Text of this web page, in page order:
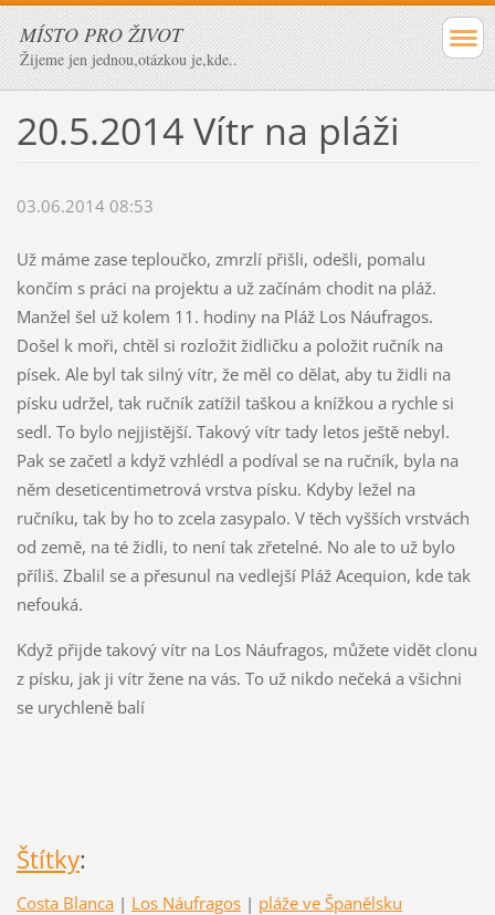
MÍSTO PRO ŽIVOT
Žijeme jen jednou,otázkou je,kde..
20.5.2014 Vítr na pláži
03.06.2014 08:53
Už máme zase teploučko, zmrzlí přišli, odešli, pomalu
končím s práci na projektu a už začínám chodit na pláž.
Manžel šel už kolem 11. hodiny na Pláž Los Náufragos.
Došel k moři, chtěl si rozložit židličku a položit ručník na
písek. Ale byl tak silný vítr, že měl co dělat, aby tu židli na
písku udržel, tak ručník zatížil taškou a knížkou a rychle si
sedl. To bylo nejjistější. Takový vítr tady letos ještě nebyl.
Pak se začetl a když vzhlédl a podíval se na ručník, byla na
něm deseticentimetrová vrstva písku. Kdyby ležel na
ručníku, tak by ho to zcela zasypalo. V těch vyšších vrstvách
od země, na té židli, to není tak zřetelné. No ale to už bylo
příliš. Zbalil se a přesunul na vedlejší Pláž Acequion, kde tak
nefouká.
Když přijde takový vítr na Los Náufragos, můžete vidět clonu
z písku, jak ji vítr žene na vás. To už nikdo nečeká a všichni
se urychleně balí
Štítky:
Costa Blanca | Los Náufragos | pláže ve Španělsku